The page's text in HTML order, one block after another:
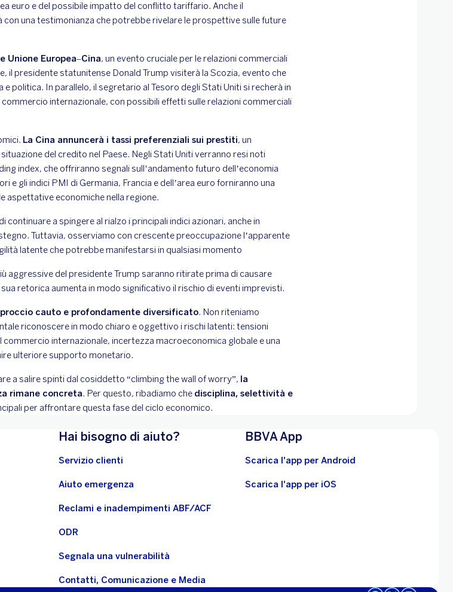
euro e del possibile impatto del conflitto tariffario. Anche il
una testimonianza che potrebbe rivelare le prospettive sulle future
Unione Europea–Cina, un evento cruciale per le relazioni commerciali
il presidente statunitense Donald Trump visiterà la Scozia, evento che
politica. In parallelo, il segretario al Tesoro degli Stati Uniti si recherà in
internazionale, con possibili effetti sulle relazioni commerciali
La Cina annuncerà i tassi preferenziali sui prestiti, un
del credito nel Paese. Negli Stati Uniti verranno resi noti
index, che offriranno segnali sull’andamento futuro dell’economia
e gli indici PMI di Germania, Francia e dell’area euro forniranno una
aspettative economiche nella regione.
a spingere al rialzo i principali indici azionari, anche in
Tuttavia, osserviamo con crescente preoccupazione l’apparente
latente che potrebbe manifestarsi in qualsiasi momento
aggressive del presidente Trump saranno ritirate prima di causare
retorica aumenta in modo significativo il rischio di eventi imprevisti.
cauto e profondamente diversificato. Non riteniamo
riconoscere in modo chiaro e oggettivo i rischi latenti: tensioni
internazionale, incertezza macroeconomica globale e una
ulteriore supporto monetario.
a salire spinti dal cosiddetto “climbing the wall of worry”, la
rimane concreta. Per questo, ribadiamo che disciplina, selettività e
per affrontare questa fase del ciclo economico.
Hai bisogno di aiuto?
Servizio clienti
Aiuto emergenza
Reclami e inadempimenti ABF/ACF
ODR
Segnala una vulnerabilità
Contatti, Comunicazione e Media
BBVA App
Scarica l'app per Android
Scarica l'app per iOS